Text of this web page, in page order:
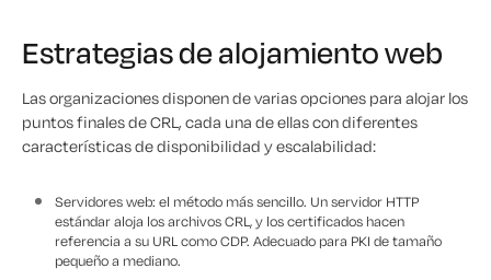
Estrategias de alojamiento web
Las organizaciones disponen de varias opciones para alojar los
puntos finales de CRL, cada una de ellas con diferentes
características de disponibilidad y escalabilidad:
Servidores web: el método más sencillo. Un servidor HTTP
estándar aloja los archivos CRL, y los certificados hacen
referencia a su URL como CDP. Adecuado para PKI de tamaño
pequeño a mediano.